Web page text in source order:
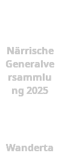
Närrische
Generalve
rsammlu
ng 2025
Wanderta